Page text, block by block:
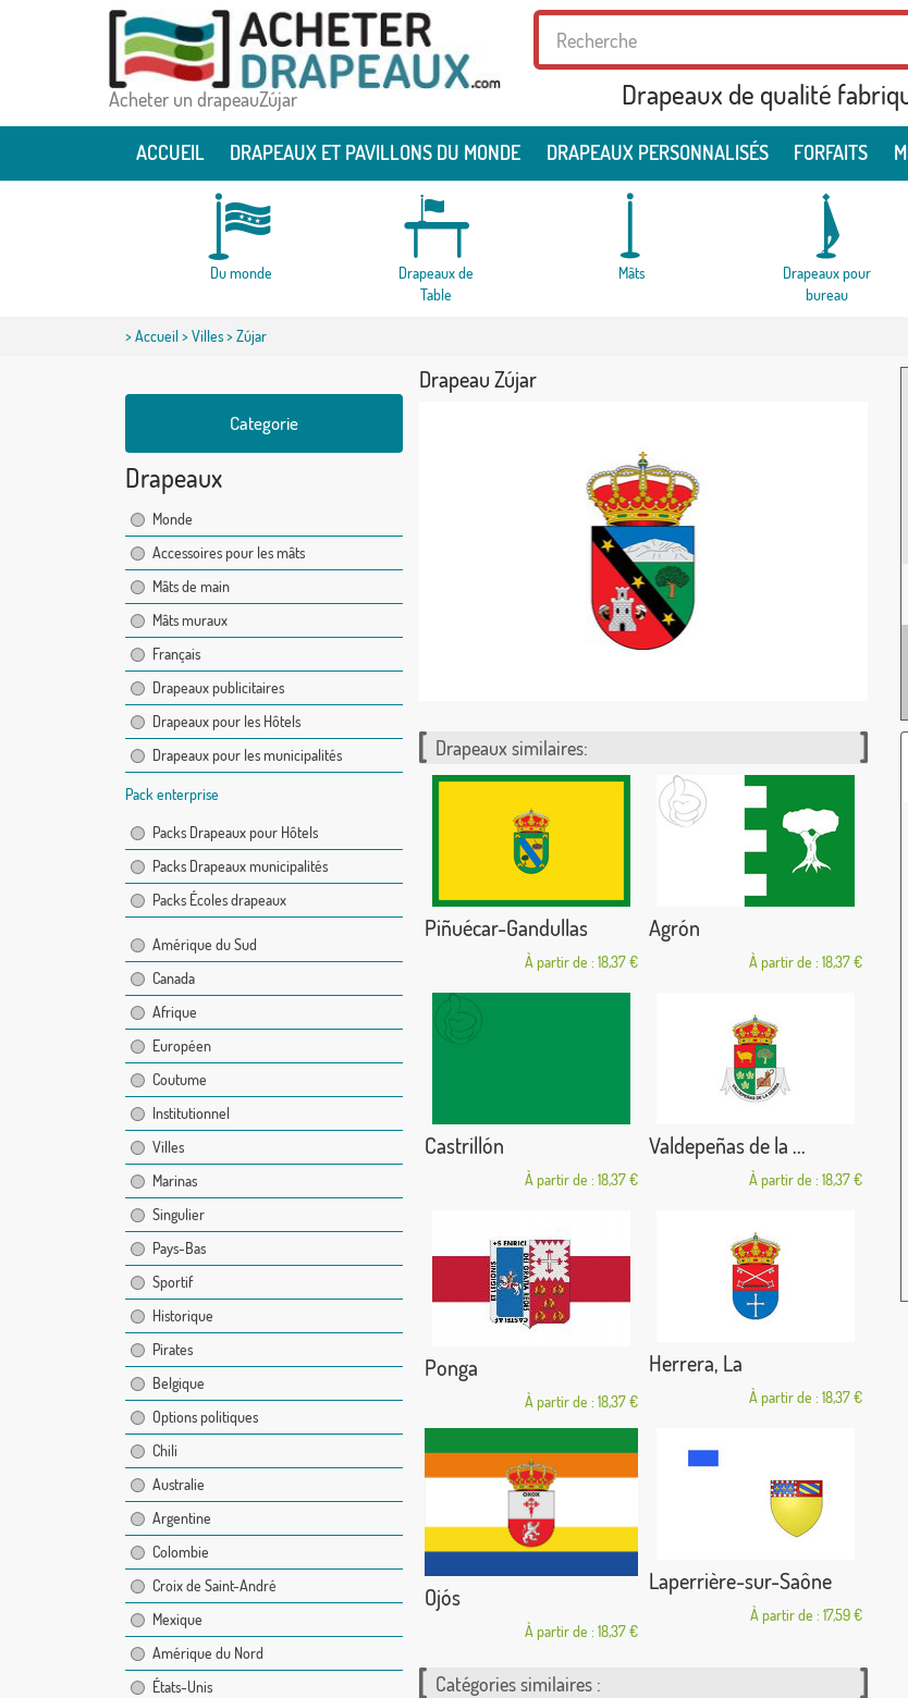
Acheter un drapeauZújar Drapeaux de qualité
ACCUEIL DRAPEAUX ET PAVILLONS DU MONDE DRAPEAUX PERSONNALISÉS FORFAITS
Du monde
Drapeaux de
Table
Mâts
Drapeaux pour
bureau
>Accueil>Villes> Zújar
Categorie
Drapeaux
Monde
Accessoires pour les mâts
Mâts de main
Mâts muraux
Français
Drapeaux publicitaires
Drapeaux pour les Hôtels
Drapeaux pour les municipalités
Pack enterprise
Packs Drapeaux pour Hôtels
Packs Drapeaux municipalités
Packs Écoles drapeaux
Amérique du Sud
Canada
Afrique
Européen
Coutume
Institutionnel
Villes
Marinas
Singulier
Pays-Bas
Sportif
Historique
Pirates
Belgique
Options politiques
Chili
Australie
Argentine
Colombie
Croix de Saint-André
Mexique
Amérique du Nord
États-Unis
Drapeau Zújar
Drapeaux similaires:
Piñuécar-Gandullas
À partir de : 18,37 €
Agrón
À partir de : 18,37 €
Castrillón
À partir de : 18,37 €
Valdepeñas de la ...
À partir de : 18,37 €
Ponga
À partir de : 18,37 €
Herrera, La
À partir de : 18,37 €
Ojós
À partir de : 18,37 €
Laperrière-sur-Saône
À partir de : 17,59 €
Catégories similaires :